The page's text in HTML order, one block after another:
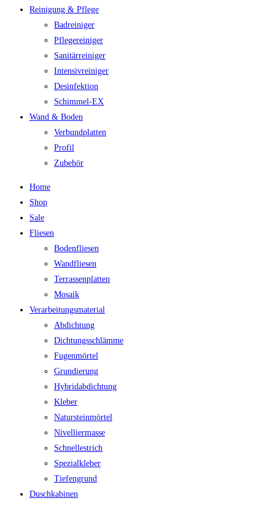
Reinigung & Pflege
Badreiniger
Pflegereiniger
Sanitärreiniger
Intensivreiniger
Desinfektion
Schimmel-EX
Wand & Boden
Verbundplatten
Profil
Zubehör
Home
Shop
Sale
Fliesen
Bodenfliesen
Wandfliesen
Terrassenplatten
Mosaik
Verarbeitungsmaterial
Abdichtung
Dichtungsschlämme
Fugenmörtel
Grundierung
Hybridabdichtung
Kleber
Natursteinmörtel
Nivelliermasse
Schnellestrich
Spezialkleber
Tiefengrund
Duschkabinen